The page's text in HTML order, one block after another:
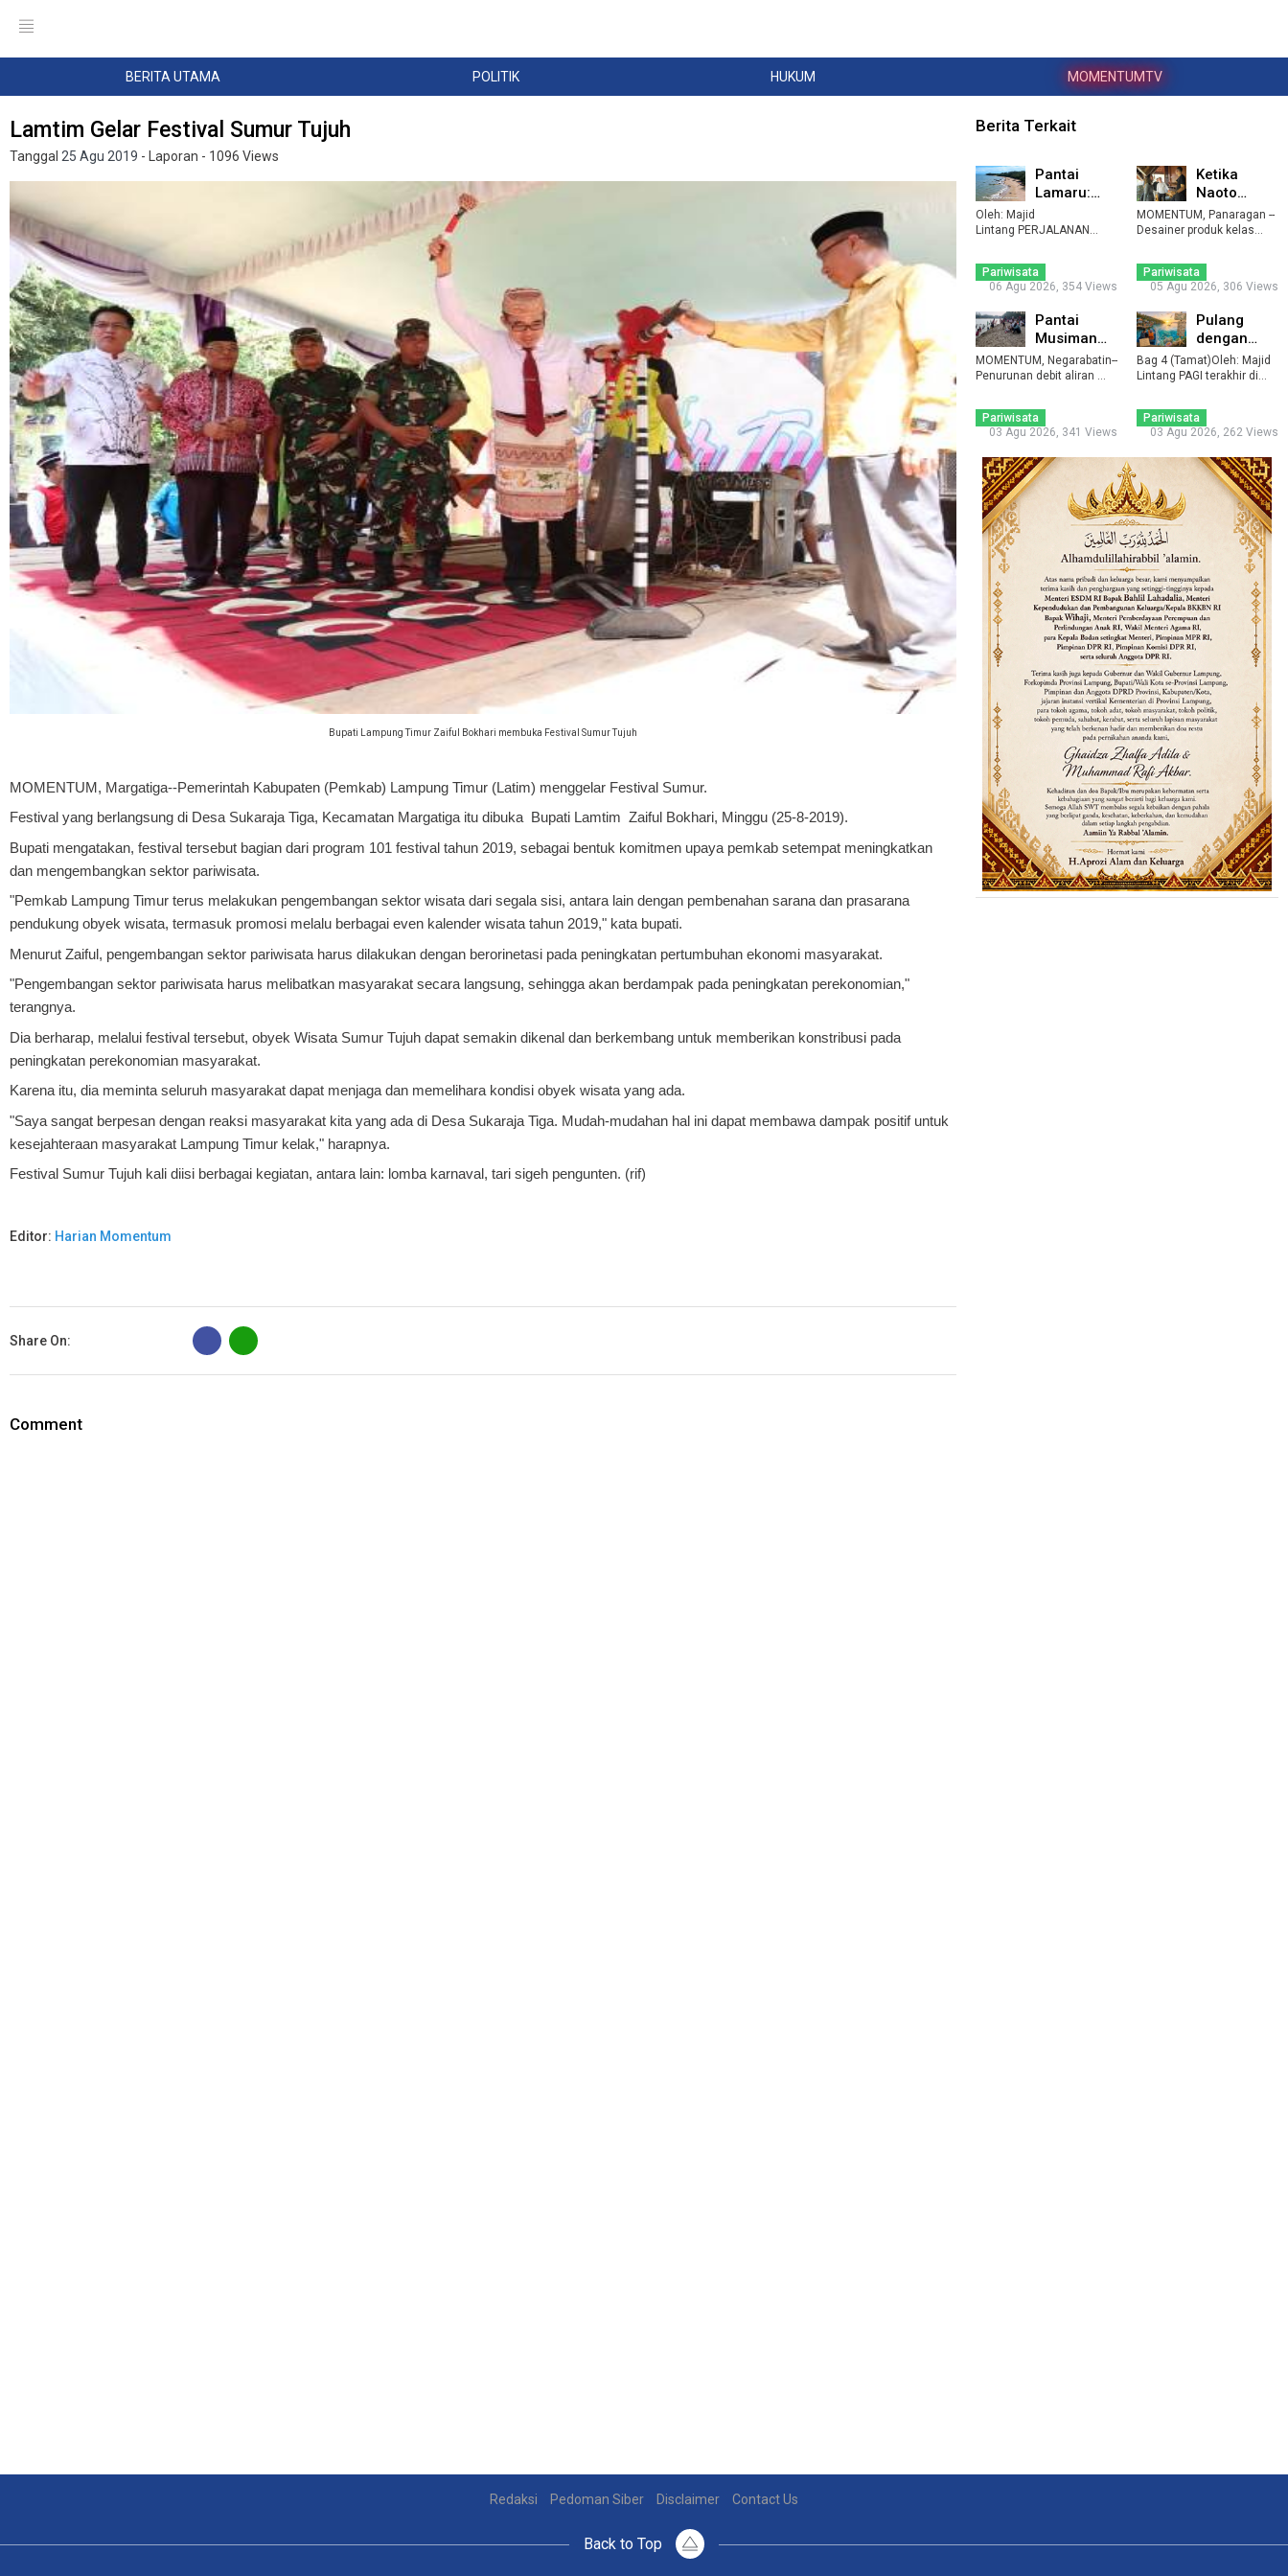
BERITA UTAMA POLITIK HUKUM MOMENTUMTV
Lamtim Gelar Festival Sumur Tujuh
Tanggal 25 Agu 2019 - Laporan - 1096 Views
Bupati Lampung Timur Zaiful Bokhari membuka Festival Sumur Tujuh
MOMENTUM, Margatiga--Pemerintah Kabupaten (Pemkab) Lampung Timur (Latim) menggelar Festival Sumur.
Festival yang berlangsung di Desa Sukaraja Tiga, Kecamatan Margatiga itu dibuka Bupati Lamtim Zaiful Bokhari, Minggu (25-8-2019).
Bupati mengatakan, festival tersebut bagian dari program 101 festival tahun 2019, sebagai bentuk komitmen upaya pemkab setempat meningkatkan
dan mengembangkan sektor pariwisata.
"Pemkab Lampung Timur terus melakukan pengembangan sektor wisata dari segala sisi, antara lain dengan pembenahan sarana dan prasarana
pendukung obyek wisata, termasuk promosi melalu berbagai even kalender wisata tahun 2019," kata bupati.
Menurut Zaiful, pengembangan sektor pariwisata harus dilakukan dengan berorinetasi pada peningkatan pertumbuhan ekonomi masyarakat.
"Pengembangan sektor pariwisata harus melibatkan masyarakat secara langsung, sehingga akan berdampak pada peningkatan perekonomian,"
terangnya.
Dia berharap, melalui festival tersebut, obyek Wisata Sumur Tujuh dapat semakin dikenal dan berkembang untuk memberikan konstribusi pada
peningkatan perekonomian masyarakat.
Karena itu, dia meminta seluruh masyarakat dapat menjaga dan memelihara kondisi obyek wisata yang ada.
"Saya sangat berpesan dengan reaksi masyarakat kita yang ada di Desa Sukaraja Tiga. Mudah-mudahan hal ini dapat membawa dampak positif untuk
kesejahteraan masyarakat Lampung Timur kelak," harapnya.
Festival Sumur Tujuh kali diisi berbagai kegiatan, antara lain: lomba karnaval, tari sigeh pengunten. (rif)
Editor: Harian Momentum
Share On:
B
Comment
Berita Terkait
Pantai
Lamaru:
Sejenak di
Cemara ...
Oleh: Majid
Lintang PERJALANAN
Pariwisata
06 Agu 2026, 354 Views
Ketika
Naoto
Fukasawa
Menemukan
MOMENTUM, Panaragan --
Desainer produk kelas
Pariwisata
05 Agu 2026, 306 Views
Pantai
Musiman
Muncul di
Aliran Way
MOMENTUM, Negarabatin--
Penurunan debit aliran
Pariwisata
03 Agu 2026, 341 Views
Pulang
dengan
Mata yang
Berbeda ...
Bag 4 (Tamat)Oleh: Majid
Lintang PAGI terakhir di
Pariwisata
03 Agu 2026, 262 Views
Redaksi Pedoman Siber Disclaimer Contact Us
Back to Top